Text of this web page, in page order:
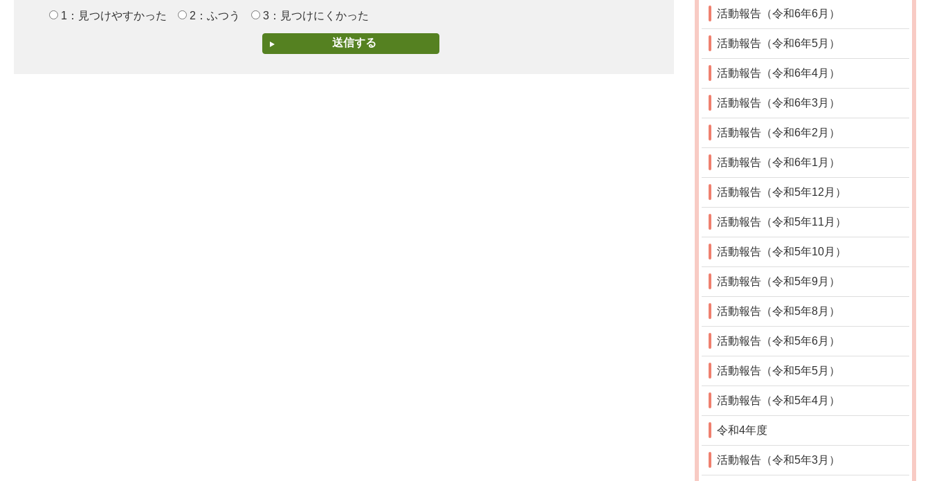
1：見つけやすかった
2：ふつう 3：見つけにくかった 活動報告（令和6年6月）
活動報告（令和6年5月）
活動報告（令和6年4月）
活動報告（令和6年3月）
活動報告（令和6年2月）
活動報告（令和6年1月）
活動報告（令和5年12月）
活動報告（令和5年11月）
活動報告（令和5年10月）
活動報告（令和5年9月）
活動報告（令和5年8月）
活動報告（令和5年6月）
活動報告（令和5年5月）
活動報告（令和5年4月）
令和4年度
活動報告（令和5年3月）